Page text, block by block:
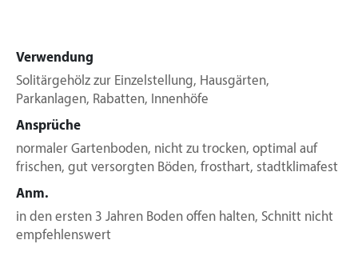
Verwendung
Solitärgehölz zur Einzelstellung, Hausgärten,
Parkanlagen, Rabatten, Innenhöfe
Ansprüche
normaler Gartenboden, nicht zu trocken, optimal auf
frischen, gut versorgten Böden, frosthart, stadtklimafest
Anm.
in den ersten 3 Jahren Boden offen halten, Schnitt nicht
empfehlenswert